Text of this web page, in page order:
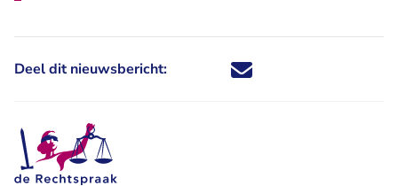
Deel dit nieuwsbericht: Deel dit nieuwsbericht via X -
Deel dit nieuwsbericht via
Deel dit nieuwsbericht
Deel dit